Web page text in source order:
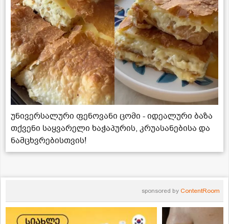
უნივერსალური ფენოვანი ცომი - იდეალური ბაზა
თქვენი საყვარელი ხაჭაპურის, კრუასანებისა და
ნამცხვრებისთვის!
sponsored by ContentRoom